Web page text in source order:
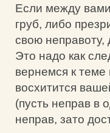
Если между
груб, либо
свою
Это надо как
вернемся к теме
восхитится
(пусть неправ в
неправ, зато